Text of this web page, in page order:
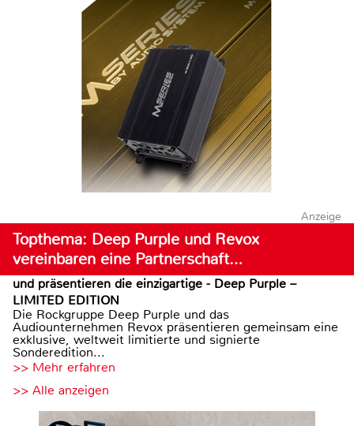
Anzeige
Topthema: Deep Purple und Revox
vereinbaren eine Partnerschaft…
und präsentieren die einzigartige - Deep Purple –
LIMITED EDITION
Die Rockgruppe Deep Purple und das
Audiounternehmen Revox präsentieren gemeinsam eine
exklusive, weltweit limitierte und signierte
Sonderedition...
>> Mehr erfahren
>> Alle anzeigen